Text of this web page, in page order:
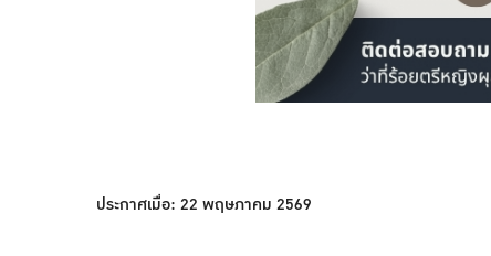
ประกาศเมื่อ: 22 พฤษภาคม 2569